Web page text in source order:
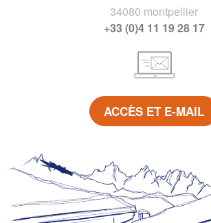
34080 montpellier
+33 (0)4 11 19 28 17
ACCÈS ET E-MAIL